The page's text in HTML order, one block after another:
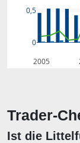
2005
0
0,5
Trader-
Ist die